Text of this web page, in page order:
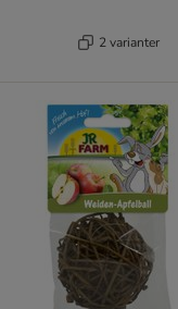
2 varianter